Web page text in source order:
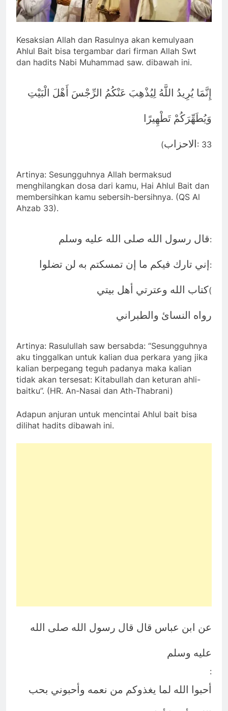
Kesaksian Allah dan Rasulnya akan kemulyaan
Ahlul Bait bisa tergambar dari firman Allah Swt
dan hadits Nabi Muhammad saw. dibawah ini.
إِنَّمَا يُرِيدُ اللَّهُ لِيُذْهِبَ عَنْكُمُ الرِّجْسَ أَهْلَ الْبَيْتِ
وَيُطَهِّرَكُمْ تَطْهِيرًا
(الاحزاب : 33
Artinya: Sesungguhnya Allah bermaksud
menghilangkan dosa dari kamu, Hai Ahlul Bait dan
membersihkan kamu sebersih-bersihnya. (QS Al
Ahzab 33).
قال رسول الله صلى الله عليه وسلم:
إني تارك فيكم ما إن تمسكتم به لن تضلوا :
كتاب الله وعترتي أهل بيتي(
رواه النسائ والطبراني
Artinya: Rasulullah saw bersabda: “Sesungguhnya
aku tinggalkan untuk kalian dua perkara yang jika
kalian berpegang teguh padanya maka kalian
tidak akan tersesat: Kitabullah dan keturan ahli-
baitku’’. (HR. An-Nasai dan Ath-Thabrani)
Adapun anjuran untuk mencintai Ahlul bait bisa
dilihat hadits dibawah ini.
عن ابن عباس قال قال رسول الله صلى الله
عليه وسلم
:
أحبوا الله لما يغذوكم من نعمه وأحبوني بحب